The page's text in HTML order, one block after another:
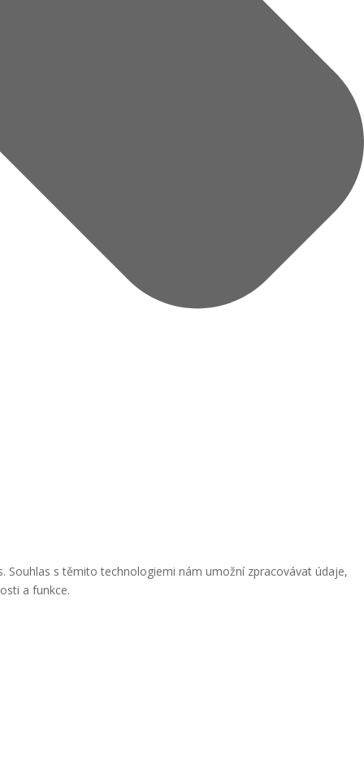
s těmito technologiemi nám umožní zpracovávat údaje,
a funkce.